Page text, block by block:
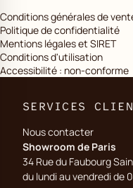
Conditions générales de
Politique de confidentialité
Mentions légales et SIRET
Conditions d'utilisation
Accessibilité : non-conforme
SERVICES
Nous contacter
Showroom de Paris
34 Rue du Faubourg
du lundi au vendredi de